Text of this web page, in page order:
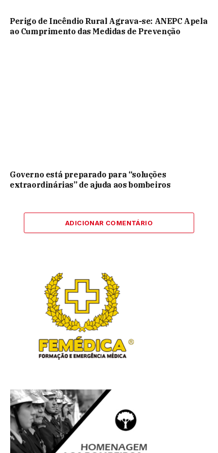
Perigo de Incêndio Rural Agrava-se: ANEPC Apela
ao Cumprimento das Medidas de Prevenção
Governo está preparado para “soluções
extraordinárias” de ajuda aos bombeiros
ADICIONAR COMENTÁRIO